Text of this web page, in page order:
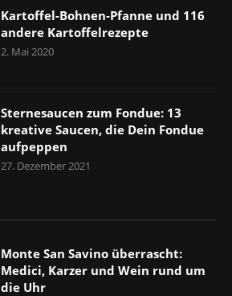
Kartoffel-Bohnen-Pfanne und 116
andere Kartoffelrezepte
2. Mai 2020
Sternesaucen zum Fondue: 13
kreative Saucen, die Dein Fondue
aufpeppen
27. Dezember 2021
Monte San Savino überrascht:
Medici, Karzer und Wein rund um
die Uhr